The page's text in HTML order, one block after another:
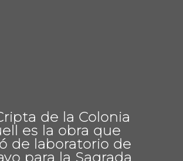
de la Colonia
es la obra que
de laboratorio de
para la Sagrada